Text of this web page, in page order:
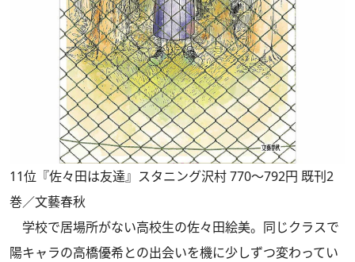
11位『佐々田は友達』スタニング沢村 770～792円 既刊2
巻／文藝春秋
学校で居場所がない高校生の佐々田絵美。同じクラスで
陽キャラの高橋優希との出会いを機に少しずつ変わってい